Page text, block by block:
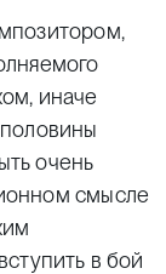
иначе
очень
смысле
в бой